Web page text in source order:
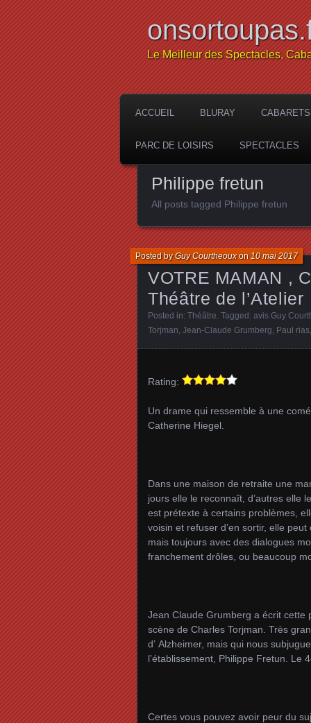
Le Meilleur des Spectacles,
ACCUEIL BLURAY CABARETS
PARC DE LOISIRS SPECTACLES
Philippe fretun
All posts tagged Philippe fretun
VOTRE MAMAN ,
Théâtre de l’Atelier
Posted byGuy Courtheouxon 10 mai 2017
Posted in: Théâtre . Tagged: avis Guy
Torjman Jean-Claude Grumberg Paul rias
Rating:
Un drame qui ressemble à une
Catherine Hiegel.
Dans une maison de retraite une
jours elle le reconnaît, d’autres elle
est prétexte à certains problèmes,
voisin et refuser d’en sortir, elle
mais toujours avec des dialogues
franchement drôles, ou beaucoup
Jean Claude Grumberg a écrit cette
scène de Charles Torjman. Très
d’ Alzheimer, mais qui nous
l’établissement, Philippe Fretun. Le
Certes vous pouvez avoir peur du